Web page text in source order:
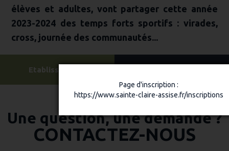
élèves et adultes, vont partager cette année
2023-2024 des temps forts sportifs : virades,
cross, journée des communautés...
Etablissements
Une question, une demande ?
CONTACTEZ-NOUS
Page d'inscription :
https://www.sainte-claire-assise.fr/inscriptions